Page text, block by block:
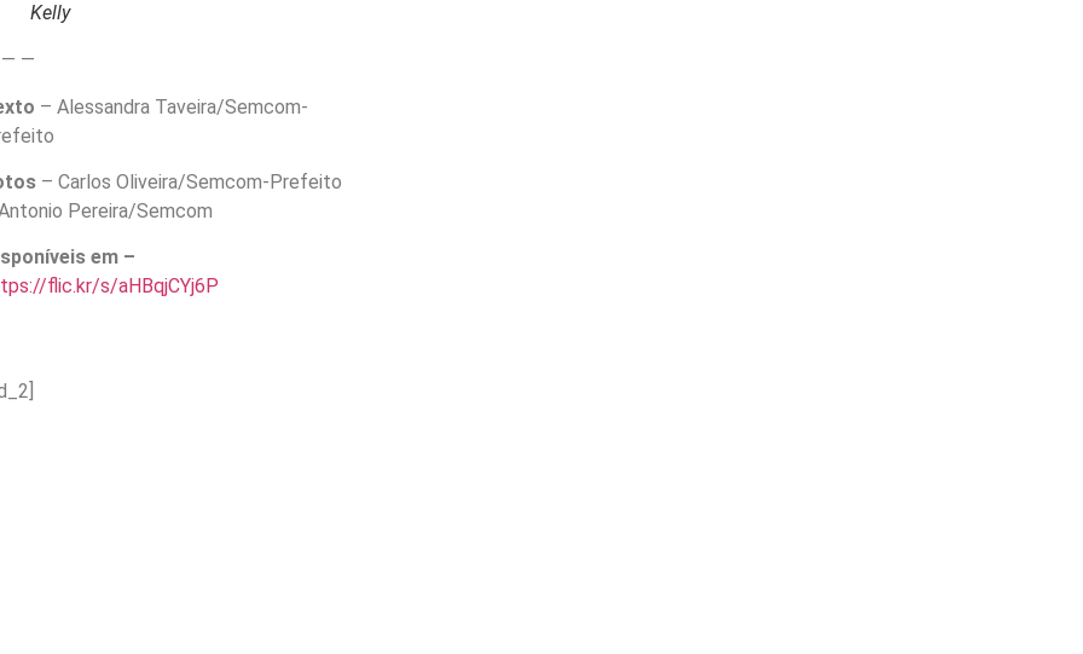
Kelly
—
– Alessandra Taveira/Semcom-
– Carlos Oliveira/Semcom-Prefeito
Pereira/Semcom
em –
flic.kr/s/aHBqjCYj6P